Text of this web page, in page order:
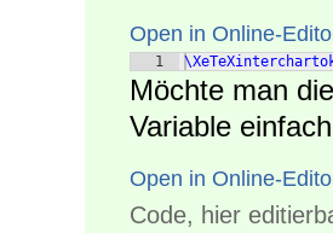
Open in Online-
1
Möchte man
Variable
Open in Online-
Code, hier